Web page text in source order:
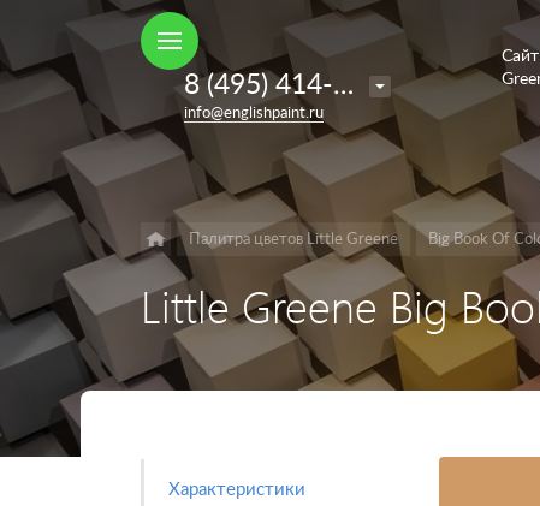
в каталоге
Например,
8 (495) 414-35-98
info@englishpaint.ru
Палитра цветов Little Greene Big Book Of
Little Greene Big
Характеристики